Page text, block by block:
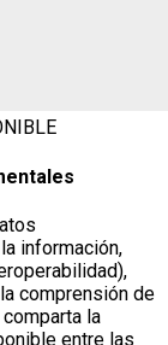
información,
comprensión de
la
entre las